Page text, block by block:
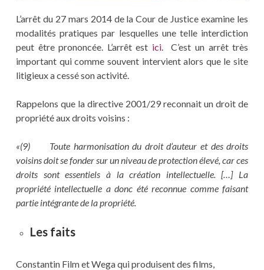
L’arrêt du 27 mars 2014 de la Cour de Justice examine les
modalités pratiques par lesquelles une telle interdiction
peut être prononcée. L’arrêt est ici . C’est un arrêt très
important qui comme souvent intervient alors que le site
litigieux a cessé son activité.
Rappelons que la directive 2001/29 reconnait un droit de
propriété aux droits voisins :
«(9) Toute harmonisation du droit d’auteur et des droits
voisins doit se fonder sur un niveau de protection élevé, car ces
droits sont essentiels à la création intellectuelle. […] La
propriété intellectuelle a donc été reconnue comme faisant
partie intégrante de la propriété.
Les faits
Constantin Film et Wega qui produisent des films,